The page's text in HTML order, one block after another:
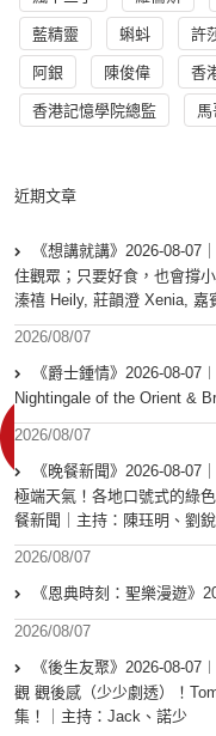
藍精靈 蝌蚪 許
阿銀 陳俊偉 香
香港記憶學院總監 馬
近期文章
《想講就講》2026-08-07
住觀眾；只要好食，也會撐
溱禧 Heily, 莊韻澄 Xenia, 嘉
2026/08/07
《爵士鍾情》2026-08-
Nightingale of the Orient &
2026/08/07
《晚餐新聞》2026-08-07
極端天氣！各地口號式的綠
餐新聞｜主持：陳珏明、劉銳
2026/08/07
《恩典時刻：聖樂漫遊》
2026/08/07
《後生友聚》2026-08-
觀 觀後感（少少劇透）！
集！｜主持：Jack、諾少